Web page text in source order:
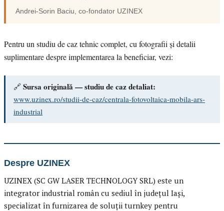
Andrei-Sorin Baciu , co-fondator UZINEX
Pentru un studiu de caz tehnic complet, cu fotografii și detalii
suplimentare despre implementarea la beneficiar, vezi:
🔗 Sursa originală — studiu de caz detaliat:
www.uzinex.ro/studii-de-caz/centrala-fotovoltaica-mobila-ars-
industrial
Despre UZINEX
UZINEX (SC GW LASER TECHNOLOGY SRL) este un
integrator industrial român cu sediul în județul Iași,
specializat în furnizarea de soluții turnkey pentru